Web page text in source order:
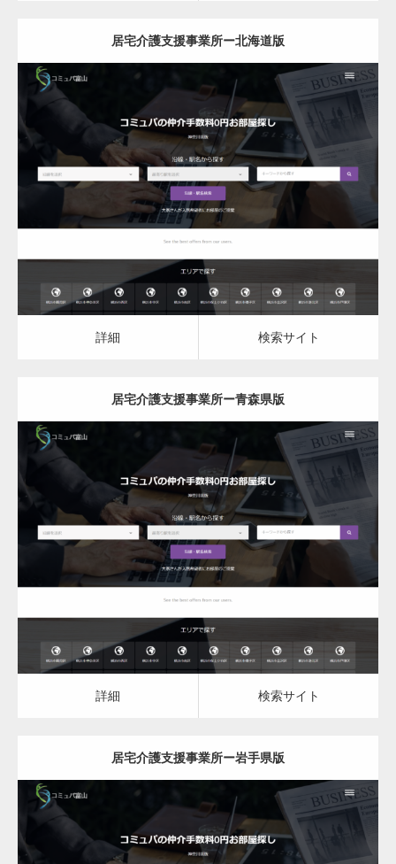
居宅介護支援事業所ー北海道版
更新日： 2023.07.18
居宅介護支援事業所 居宅介護支援事業所
詳細 検索サイト
詳細 検索サイト
居宅介護支援事業所ー青森県版
更新日： 2023.07.18
居宅介護支援事業所 居宅介護支援事業所
詳細 検索サイト
詳細 検索サイト
居宅介護支援事業所ー岩手県版